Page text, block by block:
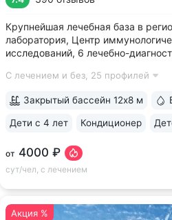
Крупнейшая лечебная база в
лаборатория, Центр
исследований, 6 лечебно-
Ессентуков. 18 минут прогулки до
С лечением и без, 25 профилей
от 4000 ₽
сут/чел, с лечением
Закрытый бассейн 12х8 м
Дети с 4 лет Кондиционер
Акция %